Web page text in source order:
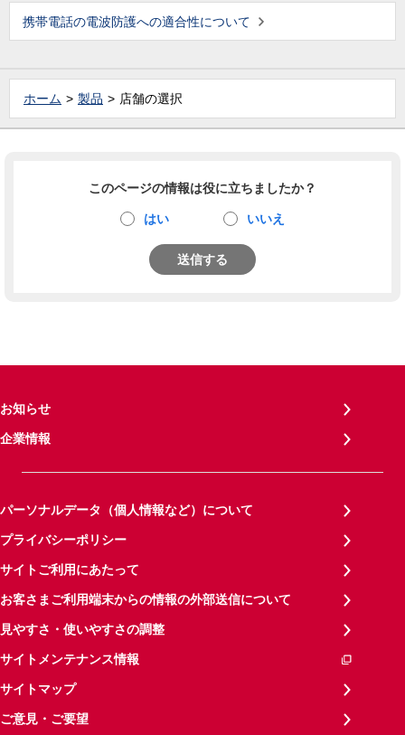
携帯電話の電波防護への適合性について
ホーム 製品 店舗の選択
このページの情報は役に立ちましたか？
はい いいえ
送信する
お知らせ
企業情報
パーソナルデータ（個人情報など）について
プライバシーポリシー
サイトご利用にあたって
お客さまご利用端末からの情報の外部送信について
見やすさ・使いやすさの調整
サイトメンテナンス情報
サイトマップ
ご意見・ご要望